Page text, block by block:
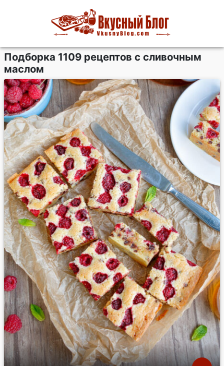
Подборка 1109 рецептов с сливочным
маслом